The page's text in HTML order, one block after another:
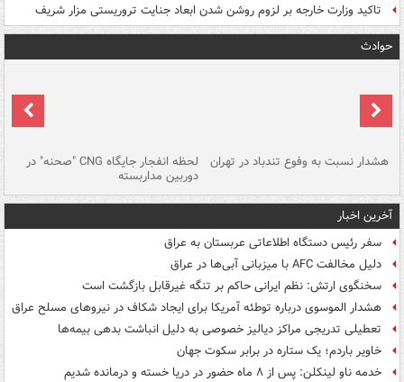
تاکید وزارت خارجه بر لزوم روشن شدن ابعاد جنایت تروریستی مزار شریف
حوادث
هشدار نسبت به وفوع تندباد در تهران لحظه انفجار جایگاه CNG "صحنه" در
دوربین مداربسته
آخرین اخبار
سفر رئیس دستگاه اطلاعاتی عربستان به عراق
دلیل مخالفت AFC با میزبانی آبی‌ها در عراق
سخنگوی ارتش: نظم ایرانی حاکم بر تنگه غیرقابل بازگشت است
هشدار الموسوی درباره توطئه آمریکا برای ایجاد شکاف در نیروهای مسلح عراق
تعطیلی تدریجی مراکز دیالیز خصوصی به دلیل انباشت بدهی بیمه‌ها
خاویر باردم؛ یک ستاره در برابر سکوت جهان
خدمه ناو لینکلن: پس از ۸ ماه حضور در دریا خسته و درمانده‌ شدیم